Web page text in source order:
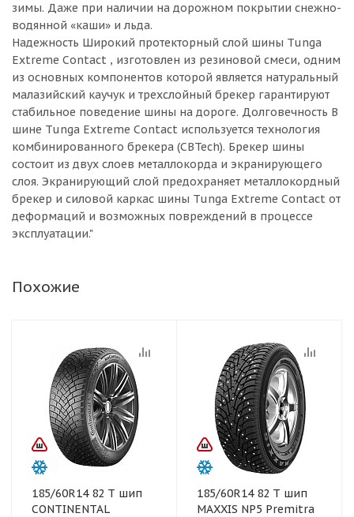
зимы. Даже при наличии на дорожном покрытии снежно-
водянной «каши» и льда.
Надежность Широкий протекторный слой шины Tunga
Extreme Contact , изготовлен из резиновой смеси, одним
из основных компонентов которой является натуральный
малазийский каучук и трехслойный брекер гарантируют
стабильное поведение шины на дороге. Долговечность В
шине Tunga Extreme Contact используется технология
комбинированного брекера (CBTech). Брекер шины
состоит из двух слоев металлокорда и экранирующего
слоя. Экранирующий слой предохраняет металлокордный
брекер и силовой каркас шины Tunga Extreme Contact от
деформаций и возможных повреждений в процессе
эксплуатации."
Похожие
185/60R14 82 T шип
CONTINENTAL
185/60R14 82 T шип
MAXXIS NP5 Premitra